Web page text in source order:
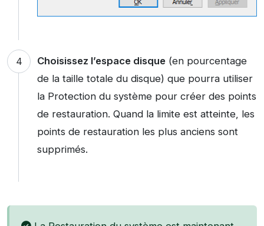
Choisissez l’espace disque(en pourcentage
de la taille totale du disque) que pourra utiliser
la Protection du système pour créer des points
de restauration. Quand la limite est atteinte, les
points de restauration les plus anciens sont
supprimés.